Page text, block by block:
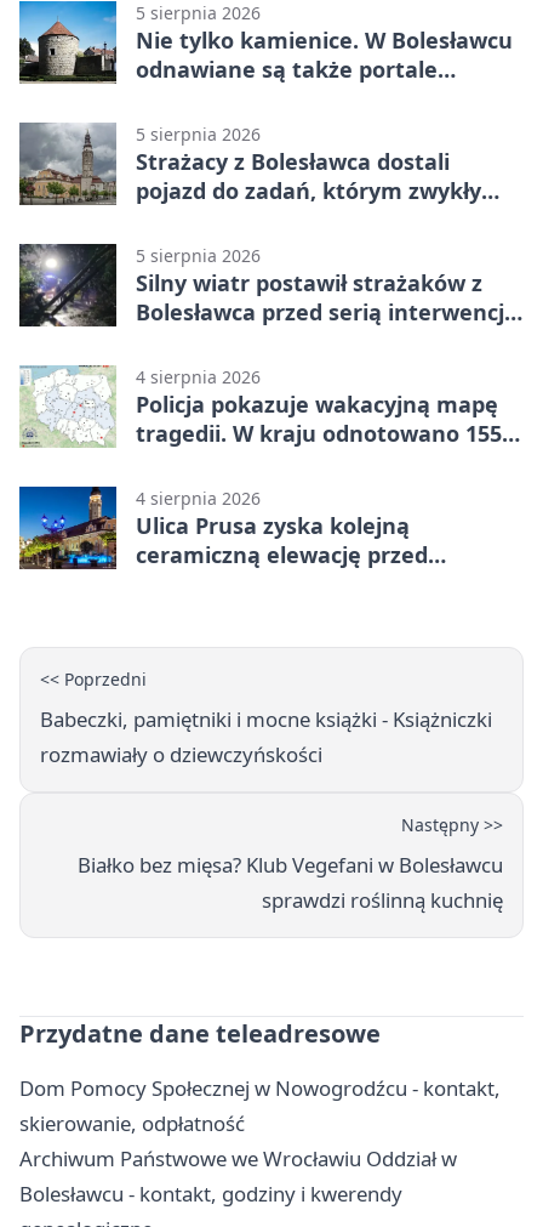
5 sierpnia 2026
Nie tylko kamienice. W Bolesławcu
odnawiane są także portale
5 sierpnia 2026
Strażacy z Bolesławca dostali
pojazd do zadań, którym zwykły
5 sierpnia 2026
Silny wiatr postawił strażaków z
Bolesławca przed serią interwencji -
4 sierpnia 2026
Policja pokazuje wakacyjną mapę
tragedii. W kraju odnotowano 155
4 sierpnia 2026
Ulica Prusa zyska kolejną
ceramiczną elewację przed
<< Poprzedni
Babeczki, pamiętniki i mocne książki - Książniczki
rozmawiały o dziewczyńskości
Następny >>
Białko bez mięsa? Klub Vegefani w Bolesławcu
sprawdzi roślinną kuchnię
Przydatne dane teleadresowe
Dom Pomocy Społecznej w Nowogrodźcu - kontakt,
skierowanie, odpłatność
Archiwum Państwowe we Wrocławiu Oddział w
Bolesławcu - kontakt, godziny i kwerendy